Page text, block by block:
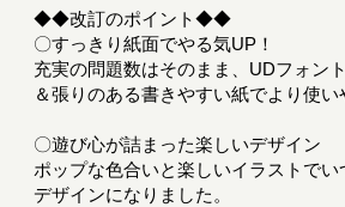
◆◆改訂のポイント◆◆
〇すっきり紙面でやる気UP！
充実の問題数はそのまま、UDフォン
＆張りのある書きやすい紙でより使い
〇遊び心が詰まった楽しいデザイン
ポップな色合いと楽しいイラストでい
デザインになりました。